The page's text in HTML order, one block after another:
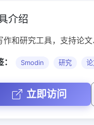
介绍
作和研究工具，支持论文
Smodin 研究
立即访问